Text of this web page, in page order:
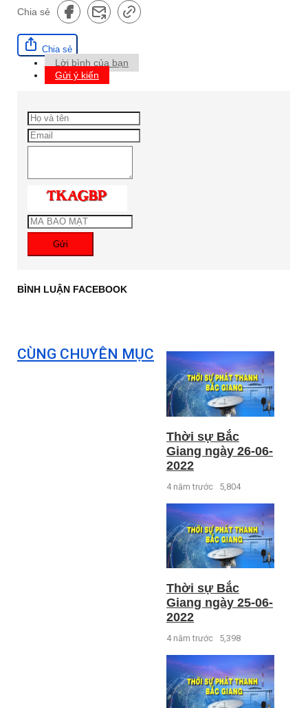
Chia sẻ
Chia sẻ
Lời bình của bạn
Gửi ý kiến
Gửi
BÌNH LUẬN FACEBOOK
CÙNG CHUYÊN MỤC
Thời sự Bắc
Giang ngày 26-06-
2022
4 năm trước 5,804
Thời sự Bắc
Giang ngày 25-06-
2022
4 năm trước 5,398